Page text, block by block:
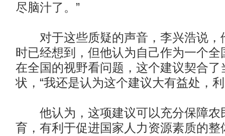
尽脑汁了。”
对于这些质疑的声音，李兴浩说，
时已经想到，但他认为自己作为一个全
在全国的视野看问题，这个建议契合了
状，“我还是认为这个建议大有益处，
他认为，这项建议可以充分保障农
育，有利于促进国家人力资源素质的整